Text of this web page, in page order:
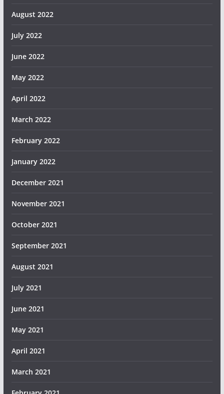
August 2022
July 2022
June 2022
May 2022
April 2022
March 2022
February 2022
January 2022
December 2021
November 2021
October 2021
September 2021
August 2021
July 2021
June 2021
May 2021
April 2021
March 2021